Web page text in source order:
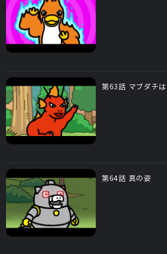
第63話 マブダチ
第64話 真の姿